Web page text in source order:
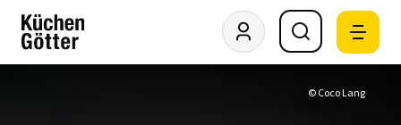
© Coco Lang